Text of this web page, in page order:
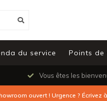
du service Points de
Vous êtes les
ouvert ! Urgence ? Écrivez à